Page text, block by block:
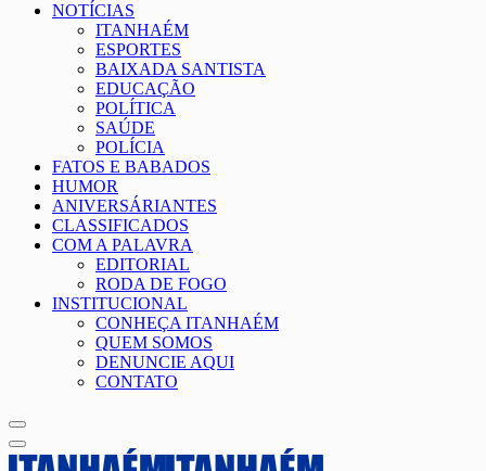
NOTÍCIAS
ITANHAÉM
ESPORTES
BAIXADA SANTISTA
EDUCAÇÃO
POLÍTICA
SAÚDE
POLÍCIA
FATOS E BABADOS
HUMOR
ANIVERSÁRIANTES
CLASSIFICADOS
COM A PALAVRA
EDITORIAL
RODA DE FOGO
INSTITUCIONAL
CONHEÇA ITANHAÉM
QUEM SOMOS
DENUNCIE AQUI
CONTATO